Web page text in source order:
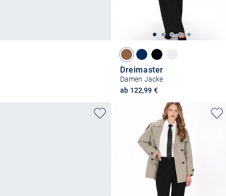
Dreimaster
Damen Jacke
ab 122,99 €